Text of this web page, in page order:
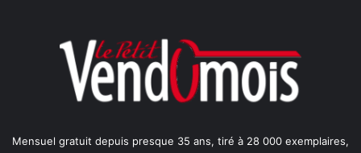
Mensuel gratuit depuis presque 35 ans, tiré à 28 000 exemplaires,